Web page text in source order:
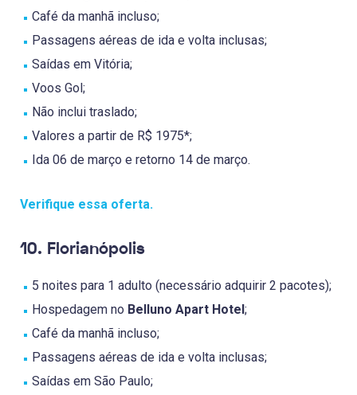
Café da manhã incluso;
Passagens aéreas de ida e volta inclusas;
Saídas em Vitória;
Voos Gol;
Não inclui traslado;
Valores a partir de R$ 1975*;
Ida 06 de março e retorno 14 de março.
Verifique essa oferta.
10. Florianópolis
5 noites para 1 adulto (necessário adquirir 2 pacotes);
Hospedagem no Belluno Apart Hotel;
Café da manhã incluso;
Passagens aéreas de ida e volta inclusas;
Saídas em São Paulo;